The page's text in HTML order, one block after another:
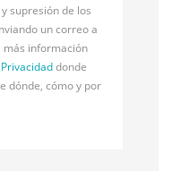
supresión de los
un correo a
más información
donde
dónde, cómo y por